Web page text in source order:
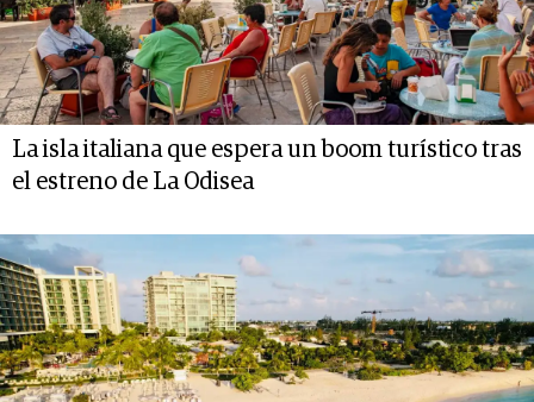
La isla italiana que espera un boom turístico tras
el estreno de La Odisea